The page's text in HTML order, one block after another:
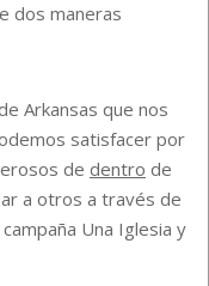
dos maneras
Arkansas que nos
satisfacer por
de dentro de
a otros a través de
Una Iglesia y